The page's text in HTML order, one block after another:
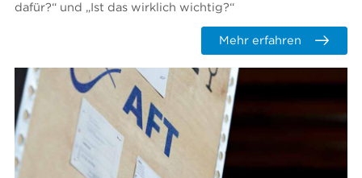
dafür?“ und „Ist das wirklich wichtig?“
Mehr erfahren